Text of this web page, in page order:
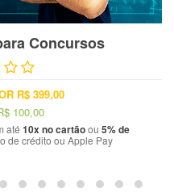
Concursos
R$ 399,00
100,00
até 10x no cartãoou 5% de
de crédito ou Apple Pay